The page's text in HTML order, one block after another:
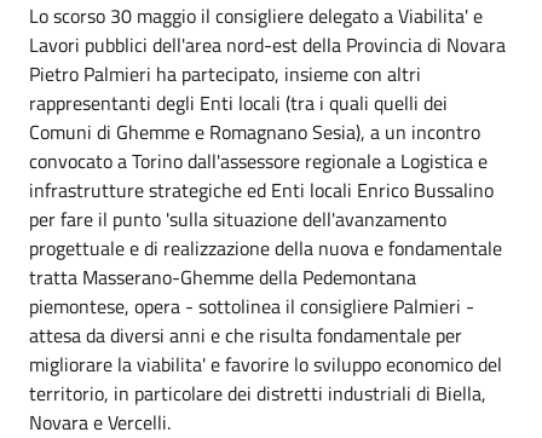
Lo scorso 30 maggio il consigliere delegato a Viabilita' e
Lavori pubblici dell'area nord-est della Provincia di Novara
Pietro Palmieri ha partecipato, insieme con altri
rappresentanti degli Enti locali (tra i quali quelli dei
Comuni di Ghemme e Romagnano Sesia), a un incontro
convocato a Torino dall'assessore regionale a Logistica e
infrastrutture strategiche ed Enti locali Enrico Bussalino
per fare il punto 'sulla situazione dell'avanzamento
progettuale e di realizzazione della nuova e fondamentale
tratta Masserano-Ghemme della Pedemontana
piemontese, opera - sottolinea il consigliere Palmieri -
attesa da diversi anni e che risulta fondamentale per
migliorare la viabilita' e favorire lo sviluppo economico del
territorio, in particolare dei distretti industriali di Biella,
Novara e Vercelli.